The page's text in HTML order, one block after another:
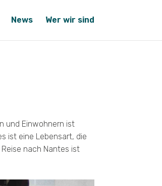
News Wer wir sind
und Einwohnern ist
ist eine Lebensart, die
nach Nantes ist